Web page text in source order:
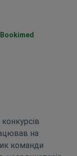
на
команди